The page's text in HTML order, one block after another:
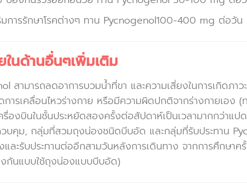
มการรักษาโรคต่างๆ ทาน Pycnogenol100-400 mg ต่อ
ในด้านอื่นๆเพิ่มเติม
สามารถลดอาการบวมน้ำที่ขา และความเสี่ยงในการเกิดภ
การเคลื่อนไหวร่างกาย หรือมีความผิดปกติจากร่างกายเอง
รื่องบินในชั้นประหยัดสองครั้งต่อสัปดาห์เป็นเวลามากกว่าแ
บคุม, กลุ่มที่สวมถุงน่องชนิดบีบอัด และกลุ่มที่รับประทาน
และรับประทานต่ออีกสามวันหลังการเดินทาง จากการศึกษ
งกันแบบใช้ถุงน่องแบบบีบอัด)